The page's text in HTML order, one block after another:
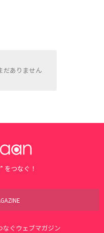
だありません
をつなぐ！
ぐウェブマガジン